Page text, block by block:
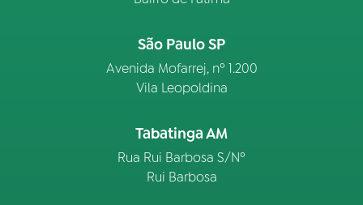
São Paulo SP
Avenida Mofarrej, nº 1.200
Vila Leopoldina
Tabatinga AM
Rua Rui Barbosa S/Nº
Rui Barbosa